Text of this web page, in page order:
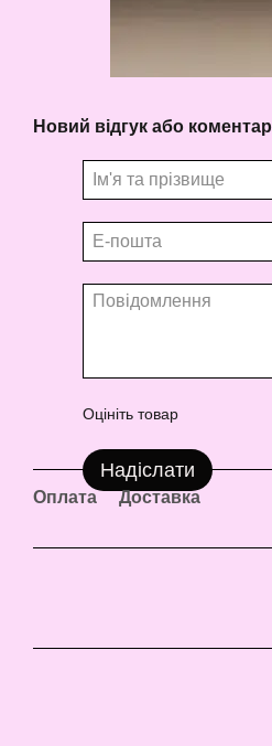
Новий відгук або коментар
Оцініть товар
Надіслати
Оплата Доставка